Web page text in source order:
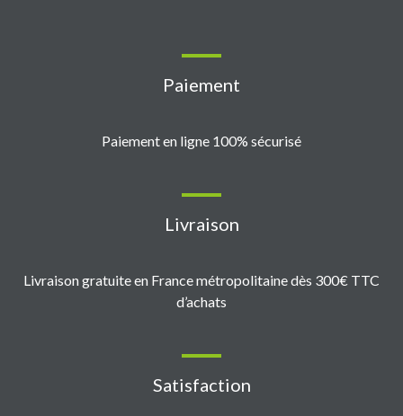
Paiement
Paiement en ligne 100% sécurisé
Livraison
Livraison gratuite en France métropolitaine dès 300€ TTC
d’achats
Satisfaction